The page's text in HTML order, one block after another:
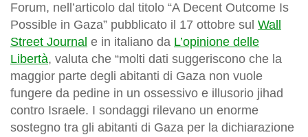
Forum, nell’articolo dal titolo “A Decent Outcome Is
Possible in Gaza” pubblicato il 17 ottobre sul Wall
Street Journal e in italiano da L’opinione delle
Libertà, valuta che “molti dati suggeriscono che la
maggior parte degli abitanti di Gaza non vuole
fungere da pedine in un ossessivo e illusorio jihad
contro Israele. I sondaggi rilevano un enorme
sostegno tra gli abitanti di Gaza per la dichiarazione